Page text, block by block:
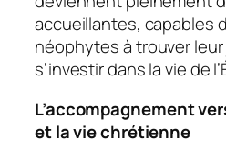
accueillantes, capables
néophytes à trouver
s’investir dans la vie de
L’accompagnement
et la vie chrétienne